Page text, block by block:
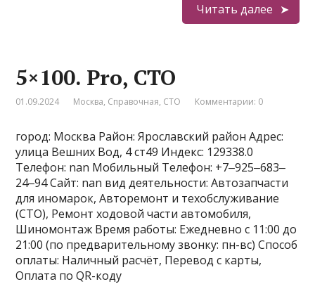
Читать далее
5×100. Pro, СТО
01.09.2024 Москва, Справочная, СТО Комментарии: 0
город: Москва Район: Ярославский район Адрес:
улица Вешних Вод, 4 ст49 Индекс: 129338.0
Телефон: nan Мобильный Телефон: +7‒925‒683‒
24‒94 Сайт: nan вид деятельности: Автозапчасти
для иномарок, Авторемонт и техобслуживание
(СТО), Ремонт ходовой части автомобиля,
Шиномонтаж Время работы: Ежедневно с 11:00 до
21:00 (по предварительному звонку: пн-вс) Способ
оплаты: Наличный расчёт, Перевод с карты,
Оплата по QR-коду